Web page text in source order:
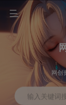
网创
输入关键词